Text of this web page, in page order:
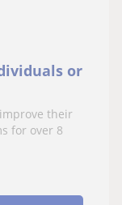
or
their
for over 8